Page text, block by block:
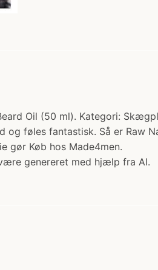
Oil (50 ml). Kategori:
og føles fantastisk. Så er
gør Køb hos Made4men.
genereret med hjælp fra AI.